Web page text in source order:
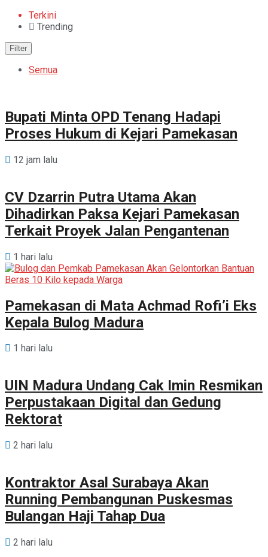
Terkini
Trending
Filter
Semua
Bupati Minta OPD Tenang Hadapi
Proses Hukum di Kejari Pamekasan
12 jam lalu
CV Dzarrin Putra Utama Akan
Dihadirkan Paksa Kejari Pamekasan
Terkait Proyek Jalan Pengantenan
1 hari lalu
Pamekasan di Mata Achmad Rofi’i Eks
Kepala Bulog Madura
1 hari lalu
UIN Madura Undang Cak Imin Resmikan
Perpustakaan Digital dan Gedung
Rektorat
2 hari lalu
Kontraktor Asal Surabaya Akan
Running Pembangunan Puskesmas
Bulangan Haji Tahap Dua
2 hari lalu